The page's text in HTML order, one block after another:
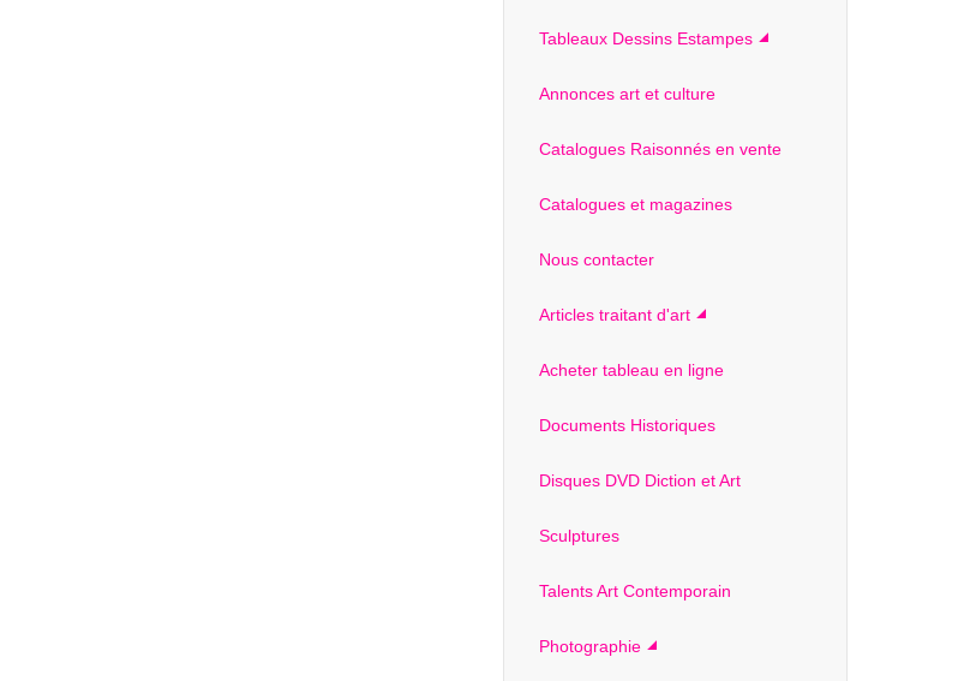
Tableaux Dessins Estampes
Annonces art et culture
Catalogues Raisonnés en vente
Catalogues et magazines
Nous contacter
Articles traitant d'art
Acheter tableau en ligne
Documents Historiques
Disques DVD Diction et Art
Sculptures
Talents Art Contemporain
Photographie